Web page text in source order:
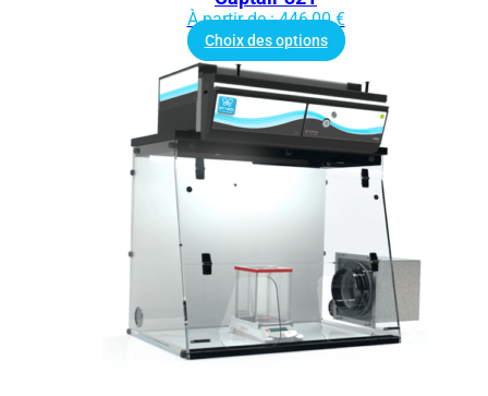
À partir de :446,00€
Choix des options